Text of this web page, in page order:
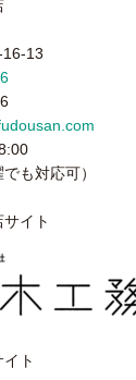
13
も対応可）
イト
ト